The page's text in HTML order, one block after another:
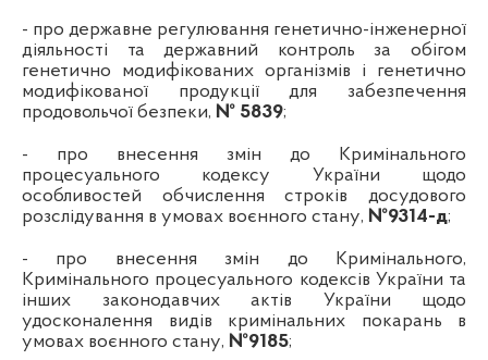
- про державне регулювання генетично-інженерної
діяльності та державний контроль за обігом
генетично модифікованих організмів і генетично
модифікованої продукції для забезпечення
продовольчої безпеки, № 5839;
- про внесення змін до Кримінального
процесуального кодексу України щодо
особливостей обчислення строків досудового
розслідування в умовах воєнного стану, №9314-д;
- про внесення змін до Кримінального,
Кримінального процесуального кодексів України та
інших законодавчих актів України щодо
удосконалення видів кримінальних покарань в
умовах воєнного стану, №9185;